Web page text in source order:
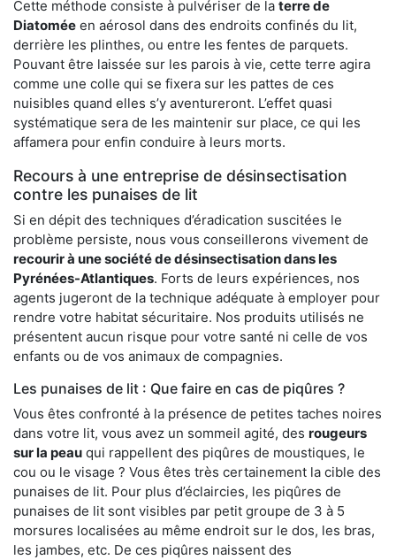
Cette méthode consiste à pulvériser de la terre de
Diatomée en aérosol dans des endroits confinés du lit,
derrière les plinthes, ou entre les fentes de parquets.
Pouvant être laissée sur les parois à vie, cette terre agira
comme une colle qui se fixera sur les pattes de ces
nuisibles quand elles s’y aventureront. L’effet quasi
systématique sera de les maintenir sur place, ce qui les
affamera pour enfin conduire à leurs morts.
Recours à une entreprise de désinsectisation
contre les punaises de lit
Si en dépit des techniques d’éradication suscitées le
problème persiste, nous vous conseillerons vivement de
recourir à une société de désinsectisation dans les
Pyrénées-Atlantiques. Forts de leurs expériences, nos
agents jugeront de la technique adéquate à employer pour
rendre votre habitat sécuritaire. Nos produits utilisés ne
présentent aucun risque pour votre santé ni celle de vos
enfants ou de vos animaux de compagnies.
Les punaises de lit : Que faire en cas de piqûres ?
Vous êtes confronté à la présence de petites taches noires
dans votre lit, vous avez un sommeil agité, des rougeurs
sur la peau qui rappellent des piqûres de moustiques, le
cou ou le visage ? Vous êtes très certainement la cible des
punaises de lit. Pour plus d’éclaircies, les piqûres de
punaises de lit sont visibles par petit groupe de 3 à 5
morsures localisées au même endroit sur le dos, les bras,
les jambes, etc. De ces piqûres naissent des